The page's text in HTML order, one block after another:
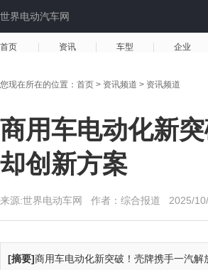
世界电动汽车网
首页 资讯 车型 企业
您现在所在的位置： 首页 > 资讯频道 > 资讯频道
商用车电动化新
却创新方案
来源:世界电动车网 作者：综合报道 2025/
[摘要]商用车电动化新突破！壳牌携手一汽